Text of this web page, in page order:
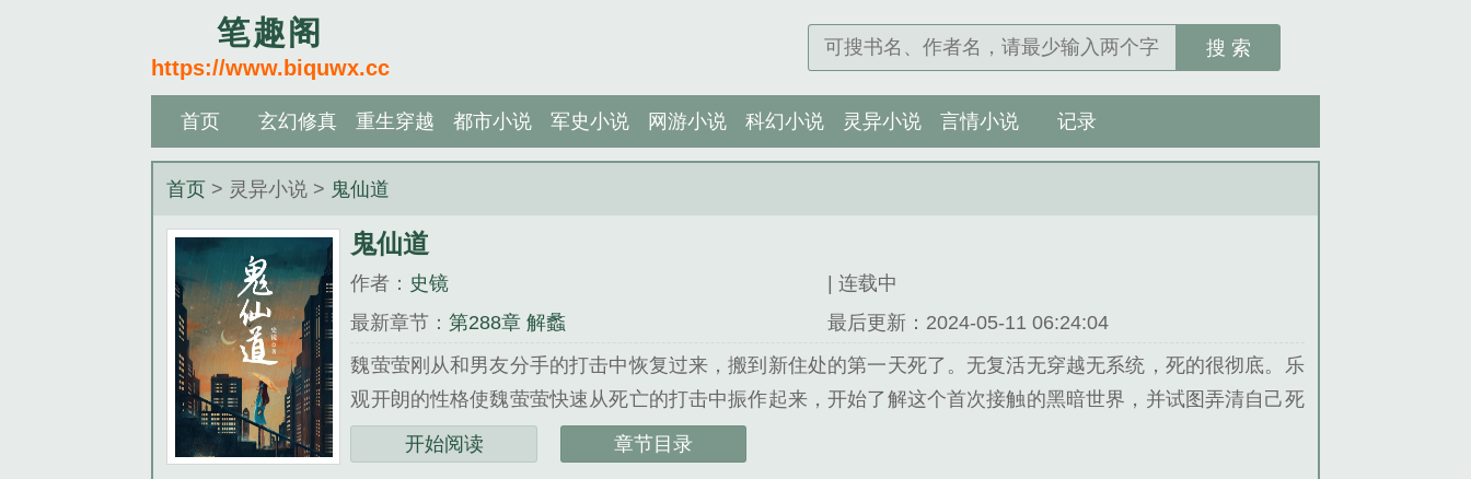
笔趣阁
https://www.biquwx.cc
搜 索
首页 玄幻修真 重生穿越 都市小说 军史小说 网游小说 科幻小说 灵异小说 言情小说 记录
首页 > 灵异小说 > 鬼仙道
鬼仙道
作者： 史镜
| 连载中
最新章节：第288章 解蠡
最后更新：2024-05-11 06:24:04
魏萤萤刚从和男友分手的打击中恢复过来，搬到新住处的第一天死了。无复活无穿越无系统，死的很彻底。乐
观开朗的性格使魏萤萤快速从死亡的打击中振作起来，开始了解这个首次接触的黑暗世界，并试图弄清自己死
亡的原因，然而死后的世界远比她想的要残酷，为了应对这个充满危机的世界，魏萤萤走上了鬼修之路。...
《鬼仙道》是史镜精心创作的灵异小说类小说。
开始阅读 章节目录